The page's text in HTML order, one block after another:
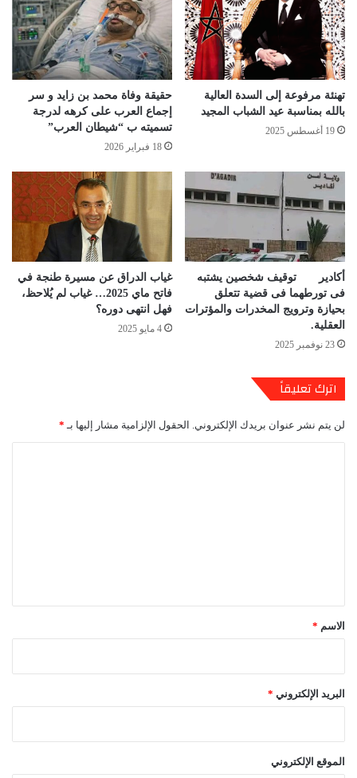
تهنئة مرفوعة إلى السدة العالية
بالله بمناسبة عيد الشباب المجيد
19 أغسطس 2025
حقيقة وفاة محمد بن زايد و سر
إجماع العرب على كرهه لدرجة
تسميته ب “شيطان العرب”
18 فبراير 2026
أكادير توقيف شخصين يشتبه
فى تورطهما فى قضية تتعلق
بحيازة وترويج المخدرات والمؤترات
العقلية.
23 نوفمبر 2025
غياب الدراق عن مسيرة طنجة في
فاتح ماي 2025… غياب لم يُلاحظ،
فهل انتهى دوره؟
4 مايو 2025
اترك تعليقاً
لن يتم نشر عنوان بريدك الإلكتروني. الحقول الإلزامية مشار إليها بـ *
*الاسم *
البريد الإلكتروني *
الموقع الإلكتروني